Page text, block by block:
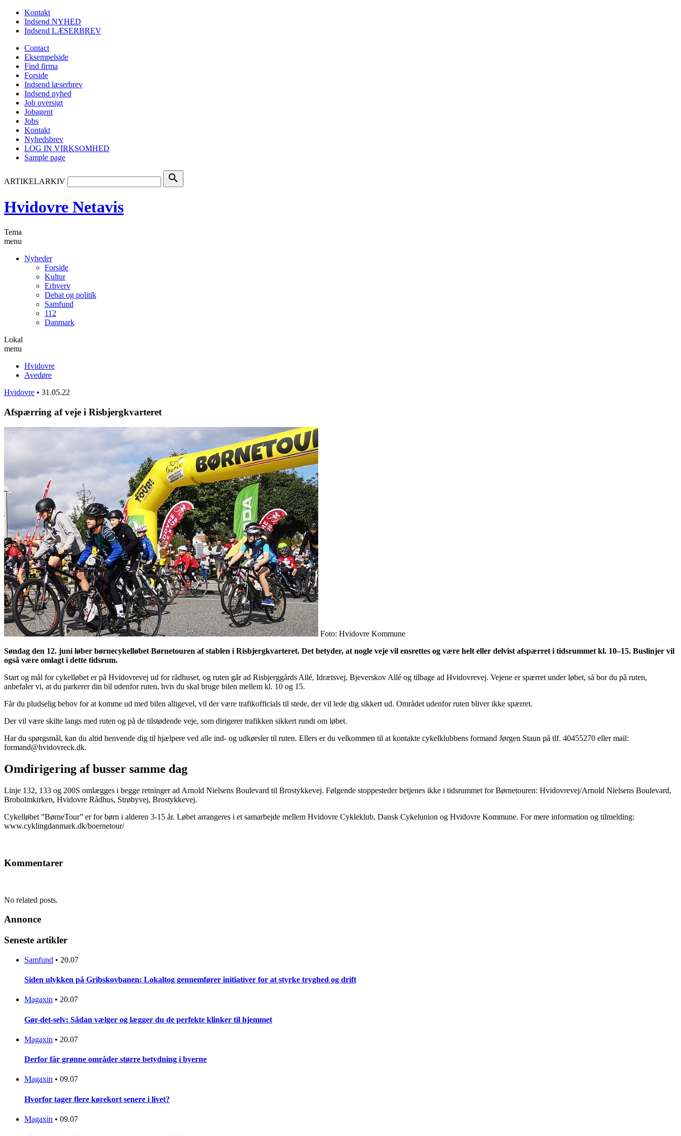
Kontakt
Indsend NYHED
Indsend LÆSERBREV
Contact
Eksempelside
Find firma
Forside
Indsend læserbrev
Indsend nyhed
Job oversigt
Jobagent
Jobs
Kontakt
Nyhedsbrev
LOG IN VIRKSOMHED
Sample page
ARTIKELARKIV search
Hvidovre Netavis
Tema
menu
Nyheder
Forside
Kultur
Erhverv
Debat og politik
Samfund
112
Danmark
Lokal
menu
Hvidovre
Avedøre
Hvidovre • 31.05.22
Afspærring af veje i Risbjergkvarteret
Foto: Hvidovre Kommune
Søndag den 12. juni løber børnecykelløbet Børnetouren af stablen i Risbjergkvarteret. Det betyder, at nogle veje vil ensrettes og være helt eller delvist afspærret i tidsrummet kl. 10–15. Buslinjer vil
også være omlagt i dette tidsrum.
Start og mål for cykelløbet er på Hvidovrevej ud for rådhuset, og ruten går ad Risbjerggårds Allé, Idrætsvej, Bjeverskov Allé og tilbage ad Hvidovrevej. Vejene er spærret under løbet, så bor du på ruten,
anbefaler vi, at du parkerer din bil udenfor ruten, hvis du skal bruge bilen mellem kl. 10 og 15.
Får du pludselig behov for at komme ud med bilen alligevel, vil der være trafikofficials til stede, der vil lede dig sikkert ud. Området udenfor ruten bliver ikke spærret.
Der vil være skilte langs med ruten og på de tilstødende veje, som dirigerer trafikken sikkert rundt om løbet.
Har du spørgsmål, kan du altid henvende dig til hjælpere ved alle ind- og udkørsler til ruten. Ellers er du velkommen til at kontakte cykelklubbens formand Jørgen Staun på tlf. 40455270 eller mail:
formand@hvidovreck.dk.
Omdirigering af busser samme dag
Linje 132, 133 og 200S omlægges i begge retninger ad Arnold Nielsens Boulevard til Brostykkevej. Følgende stoppesteder betjenes ikke i tidsrummet for Børnetouren: Hvidovrevej/Arnold Nielsens Boulevard,
Broholmkirken, Hvidovre Rådhus, Strøbyvej, Brostykkevej.
Cykelløbet ”BørneTour” er for børn i alderen 3-15 år. Løbet arrangeres i et samarbejde mellem Hvidovre Cykleklub, Dansk Cykelunion og Hvidovre Kommune. For mere information og tilmelding:
www.cyklingdanmark.dk/boernetour/
Kommentarer
No related posts.
Annonce
Seneste artikler
Samfund • 20.07
Siden ulykken på Gribskovbanen: Lokaltog gennemfører initiativer for at styrke tryghed og drift
Magaxin • 20.07
Gør-det-selv: Sådan vælger og lægger du de perfekte klinker til hjemmet
Magaxin • 20.07
Derfor får grønne områder større betydning i byerne
Magaxin • 09.07
Hvorfor tager flere kørekort senere i livet?
Magaxin • 09.07